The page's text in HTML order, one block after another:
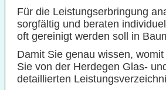
Für die Leistungserbringung
sorgfältig und beraten
oft gereinigt werden soll in
Damit Sie genau wissen,
Sie von der Herdegen Glas-
detaillierten